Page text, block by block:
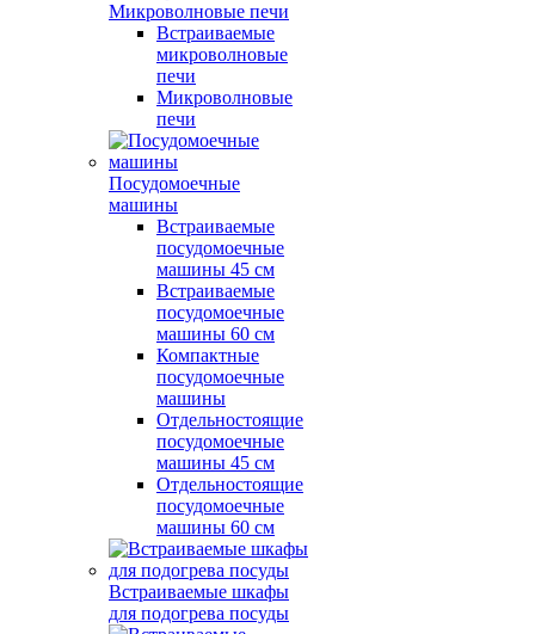
Микроволновые печи
Встраиваемые
микроволновые
печи
Микроволновые
печи
Посудомоечные
машины
Встраиваемые
посудомоечные
машины 45 см
Встраиваемые
посудомоечные
машины 60 см
Компактные
посудомоечные
машины
Отдельностоящие
посудомоечные
машины 45 см
Отдельностоящие
посудомоечные
машины 60 см
Встраиваемые шкафы
для подогрева посуды